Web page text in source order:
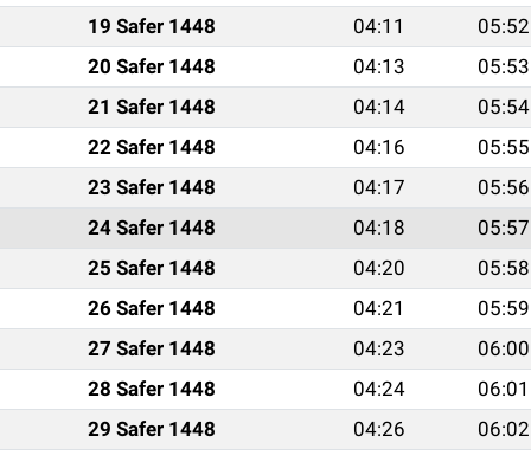
19 Safer 1448 04:11 05:52
20 Safer 1448 04:13 05:53
21 Safer 1448 04:14 05:54
22 Safer 1448 04:16 05:55
23 Safer 1448 04:17 05:56
24 Safer 1448 04:18 05:57
25 Safer 1448 04:20 05:58
26 Safer 1448 04:21 05:59
27 Safer 1448 04:23 06:00
28 Safer 1448 04:24 06:01
29 Safer 1448 04:26 06:02